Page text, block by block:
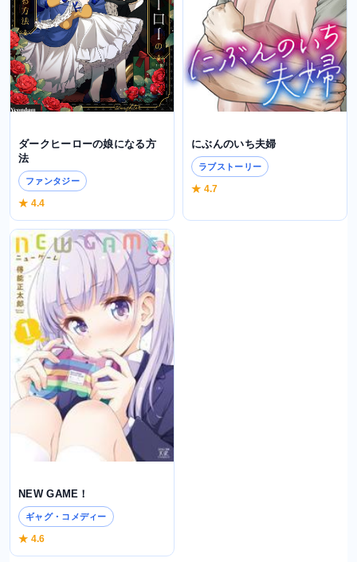
ダークヒーローの娘になる方
法
ファンタジー
★ 4.4
にぶんのいち夫婦
ラブストーリー
★ 4.7
NEW GAME！
ギャグ・コメディー
★ 4.6